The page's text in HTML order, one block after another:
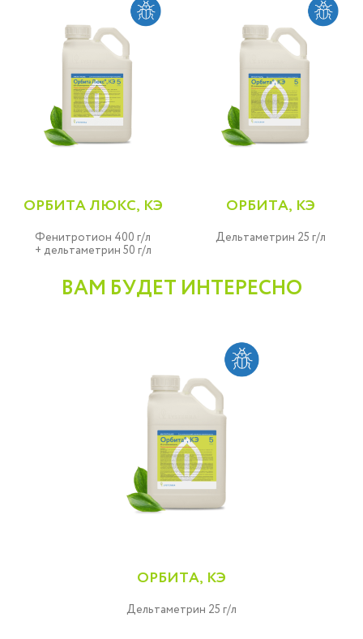
ОРБИТА ЛЮКС, КЭ
Фенитротион 400 г/л
+ дельтаметрин 50 г/л
ОРБИТА, КЭ
Дельтаметрин 25 г/л
ВАМ БУДЕТ ИНТЕРЕСНО
ОРБИТА, КЭ
Дельтаметрин 25 г/л